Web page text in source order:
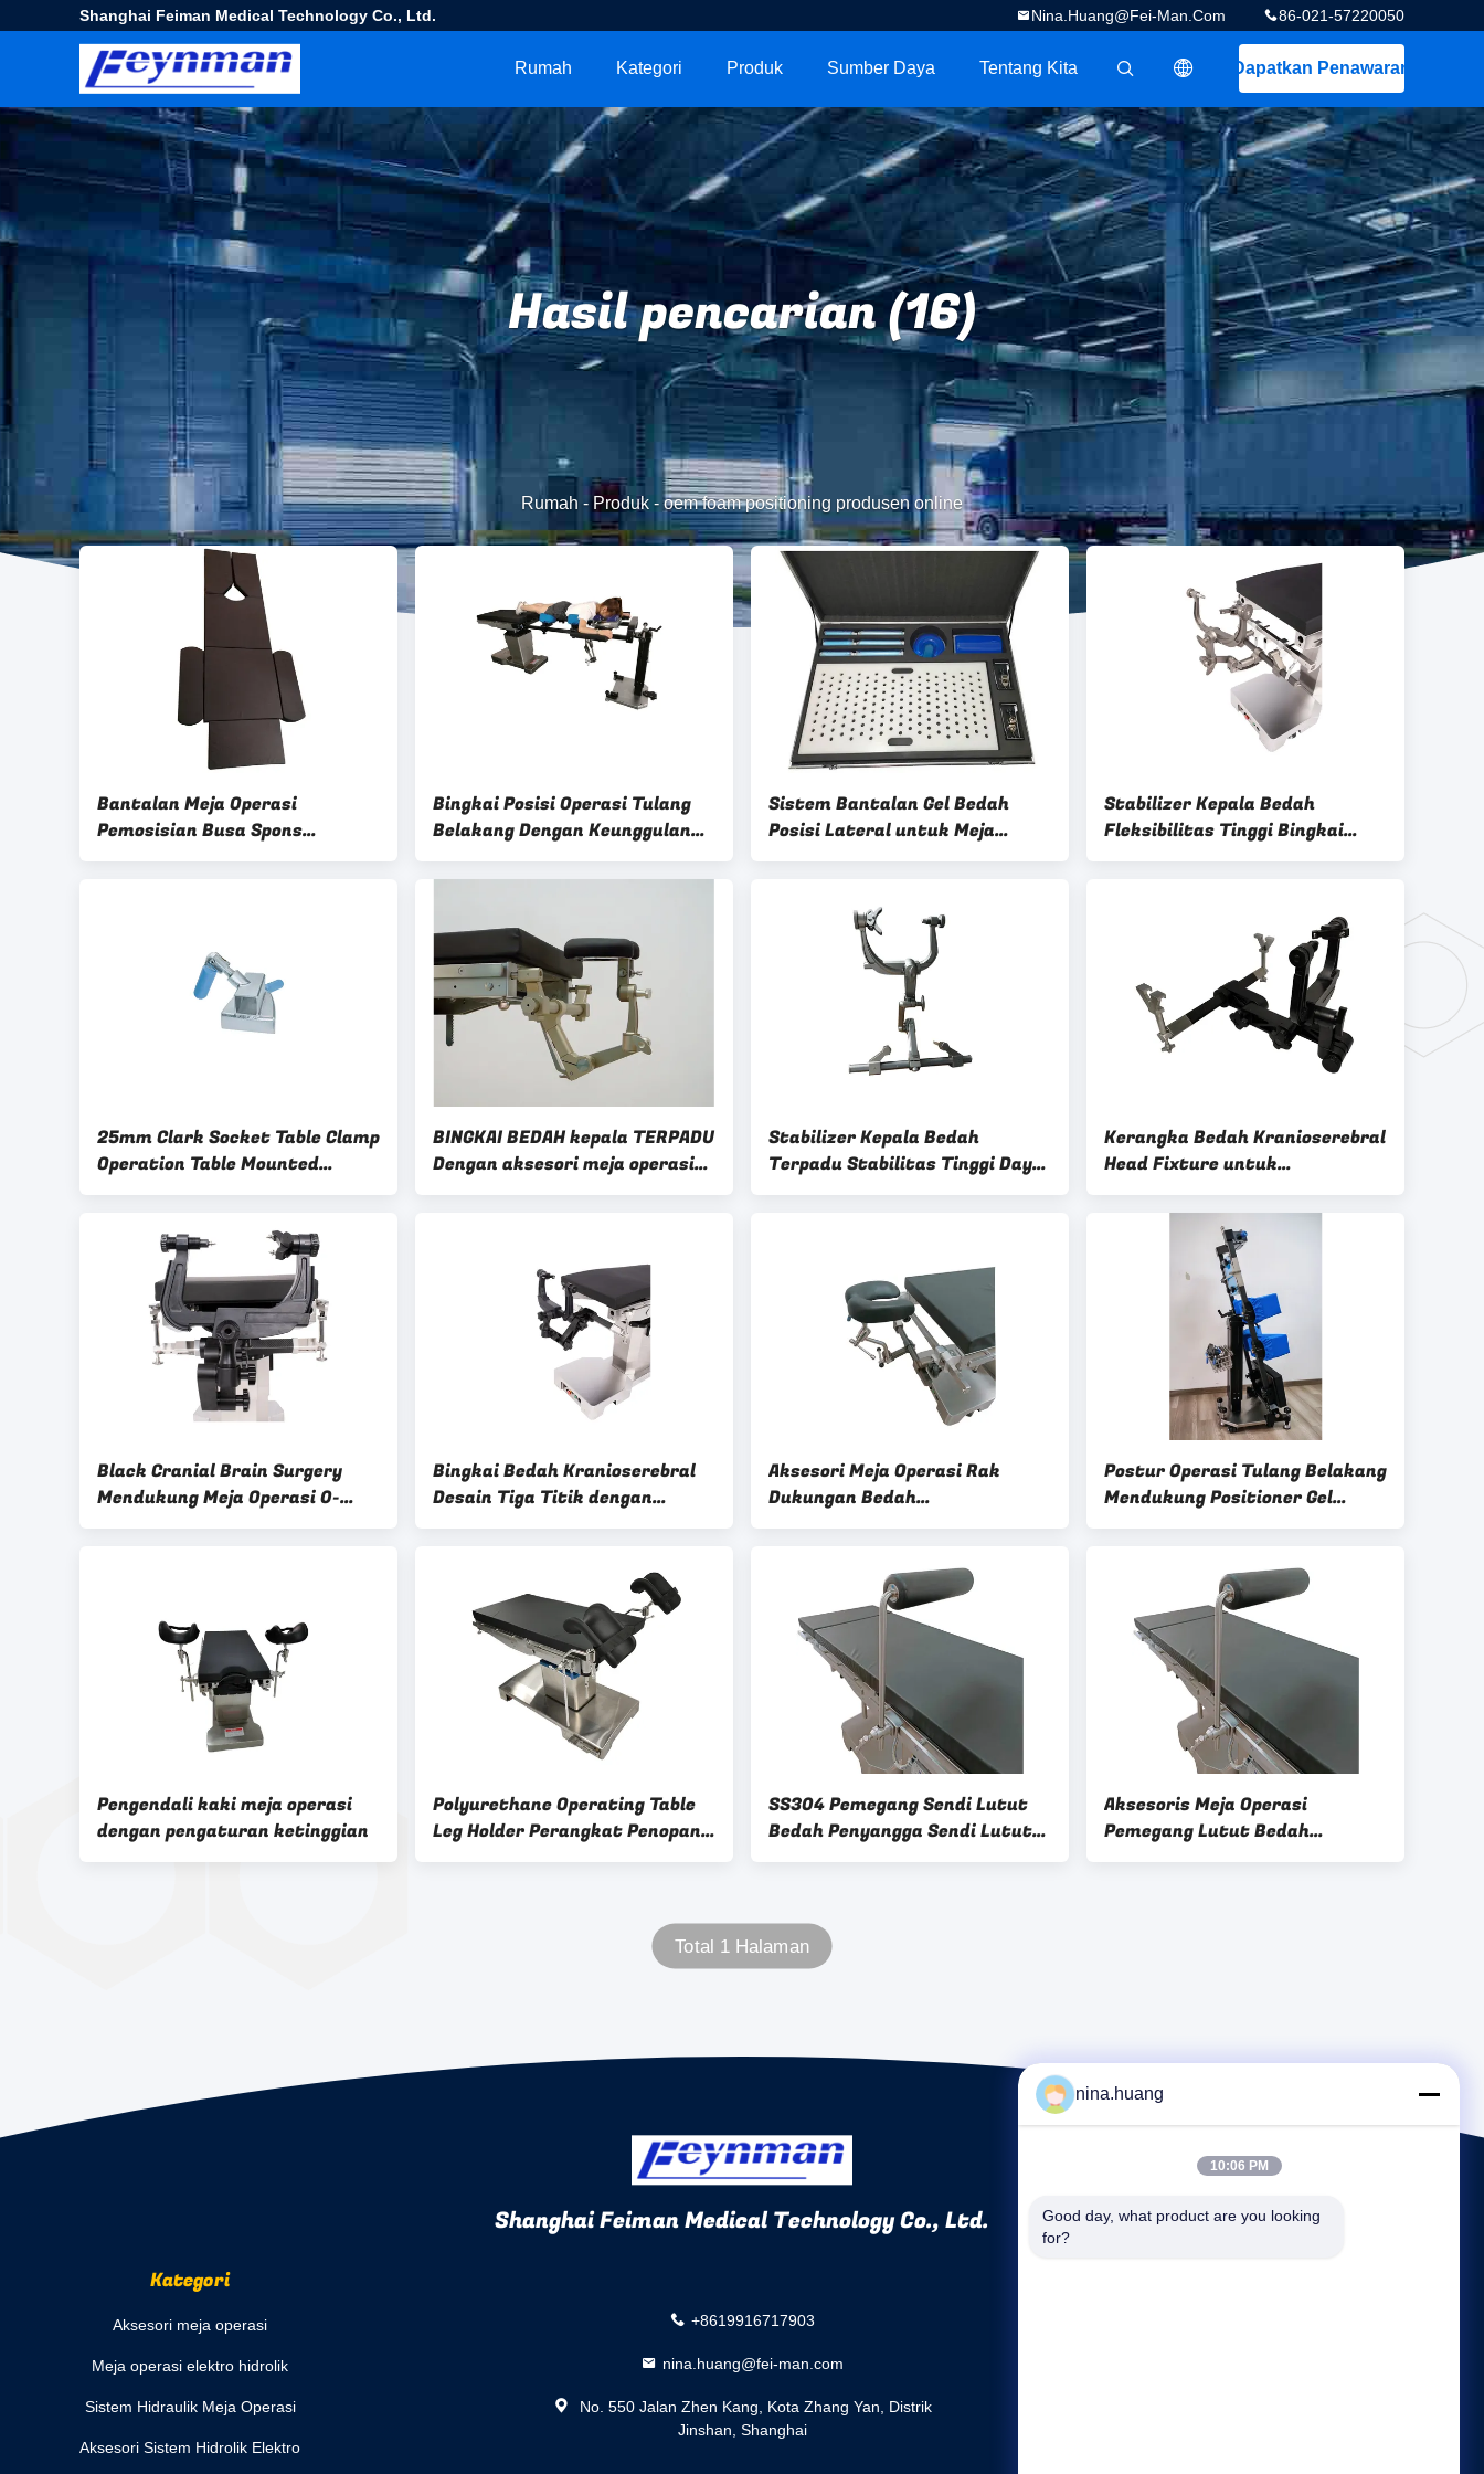
Shanghai Feiman Medical Technology Co., Ltd. 86-021-57220050
Nina.huang@fei-Man.com
Dapatkan Penawaran
描述
Rumah Kategori Produk Sumber Daya Tentang Kita
Hasil pencarian (16)
Rumah - Produk -oem foam positioning produsen online
Bantalan Meja Operasi
Pemosisian Busa Spons
Bantalan Meja Bedah
Bingkai Posisi Operasi Tulang
Belakang Dengan Keunggulan
Radiolucent
Sistem Bantalan Gel Bedah
Posisi Lateral untuk Meja
Operasi
Stabilizer Kepala Bedah
Fleksibilitas Tinggi Bingkai
Bedah Kranioserebral Desain
25mm Clark Socket Table Clamp
Operation Table Mounted
Brackets Series
BINGKAI BEDAH kepala TERPADU
Dengan aksesori meja operasi
bantalan silikon
Stabilizer Kepala Bedah
Terpadu Stabilitas Tinggi Daya
Tahan Tinggi Bingkai Bedah
Kerangka Bedah Kranioserebral
Head Fixture untuk
Penggunaan Medis
Black Cranial Brain Surgery
Mendukung Meja Operasi 0-
80lbs Pressure Display Head
Bingkai Bedah Kranioserebral
Desain Tiga Titik dengan
Fleksibilitas Tinggi dan
Aksesori Meja Operasi Rak
Dukungan Bedah
Craniocerebral Terpadu
Postur Operasi Tulang Belakang
Mendukung Positioner Gel
Rawan Tinggi yang Dapat
Pengendali kaki meja operasi
dengan pengaturan ketinggian
Polyurethane Operating Table
Leg Holder Perangkat Penopang
Kaki Untuk Artroskopi Lutut
SS304 Pemegang Sendi Lutut
Bedah Penyangga Sendi Lutut
Pemegang Sendi Lutut
Aksesoris Meja Operasi
Pemegang Lutut Bedah
Polyurethane
Total 1 Halaman
Shanghai Feiman Medical Technology Co., Ltd.
Kategori
Aksesori meja operasi
Meja operasi elektro hidrolik
Sistem Hidraulik Meja Operasi
Aksesori Sistem Hidrolik Elektro
+8619916717903
nina.huang@fei-man.com
No. 550 Jalan Zhen Kang, Kota Zhang Yan, Distrik
Jinshan, Shanghai
nina.huang
10:06 PM
Good day, what product are you looking
for?